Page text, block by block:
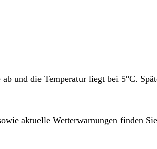
und die Temperatur liegt bei 5°C.
aktuelle Wetterwarnungen finden